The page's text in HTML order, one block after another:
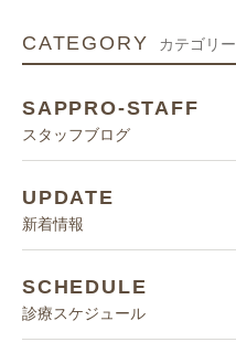
CATEGORY カテゴリー
SAPPRO-STAFF
スタッフブログ
UPDATE
新着情報
SCHEDULE
診療スケジュール